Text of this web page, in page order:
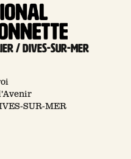
/ Dives-sur-mer
SUR-MER